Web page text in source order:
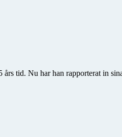
tid. Nu har han rapporterat in